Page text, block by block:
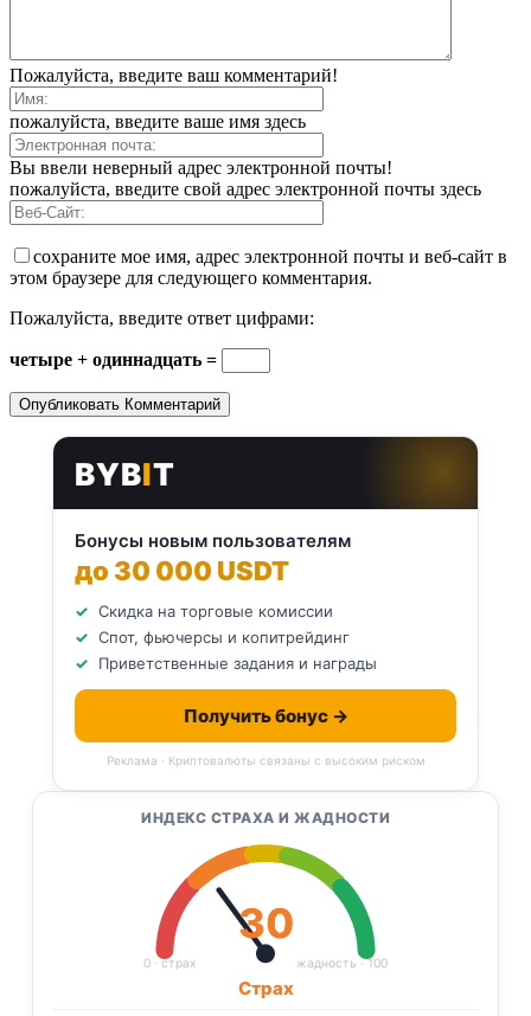
Пожалуйста, введите ваш комментарий!
пожалуйста, введите ваше имя здесь
Вы ввели неверный адрес электронной почты!
пожалуйста, введите свой адрес электронной почты здесь
сохраните мое имя, адрес электронной почты и веб-сайт в
этом браузере для следующего комментария.
Пожалуйста, введите ответ цифрами:
четыре + одиннадцать =
BYBIT
Бонусы новым пользователям
до 30 000 USDT
Скидка на торговые комиссии
Спот, фьючерсы и копитрейдинг
Приветственные задания и награды
Получить бонус →
Реклама · Криптовалюты связаны с высоким риском
ИНДЕКС СТРАХА И ЖАДНОСТИ
0 · страх жадность · 100
30
Страх